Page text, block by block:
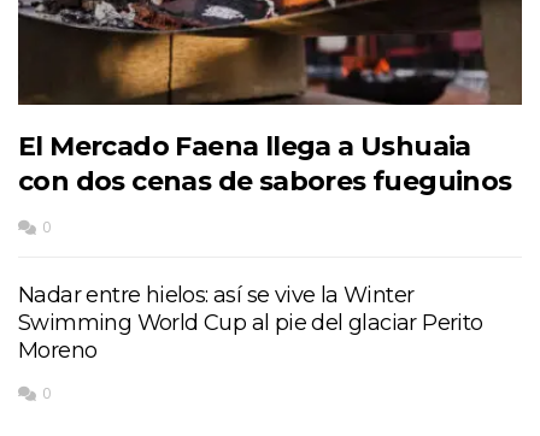
El Mercado Faena llega a Ushuaia
con dos cenas de sabores fueguinos
0
Nadar entre hielos: así se vive la Winter
Swimming World Cup al pie del glaciar Perito
Moreno
0